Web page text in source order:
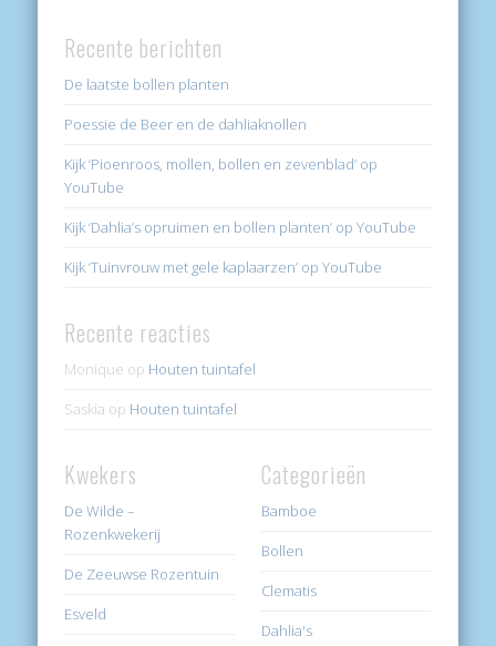
Recente berichten
De laatste bollen planten
Poessie de Beer en de dahliaknollen
Kijk ‘Pioenroos, mollen, bollen en zevenblad’ op
YouTube
Kijk ‘Dahlia’s opruimen en bollen planten’ op YouTube
Kijk ‘Tuinvrouw met gele kaplaarzen’ op YouTube
Recente reacties
Monique op Houten tuintafel
Saskia op Houten tuintafel
Kwekers
De Wilde –
Rozenkwekerij
De Zeeuwse Rozentuin
Esveld
Categorieën
Bamboe
Bollen
Clematis
Dahlia's